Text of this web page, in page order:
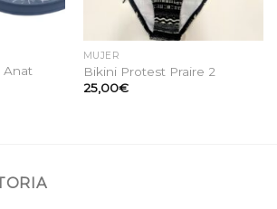
Anat
MUJER
Bikini Protest Praire 2
25,00€